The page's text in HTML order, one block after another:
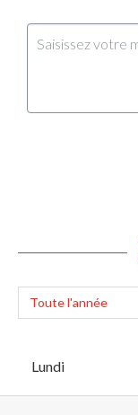
Lundi